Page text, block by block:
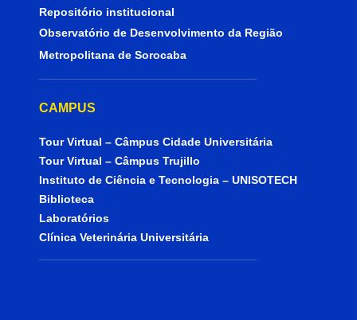
Repositório institucional
Observatório de Desenvolvimento da Região
Metropolitana de Sorocaba
CAMPUS
Tour Virtual – Câmpus Cidade Universitária
Tour Virtual – Câmpus Trujillo
Instituto de Ciência e Tecnologia – UNISOTECH
Biblioteca
Laboratórios
Clínica Veterinária Universitária